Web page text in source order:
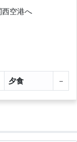
西空港へ
夕食 －